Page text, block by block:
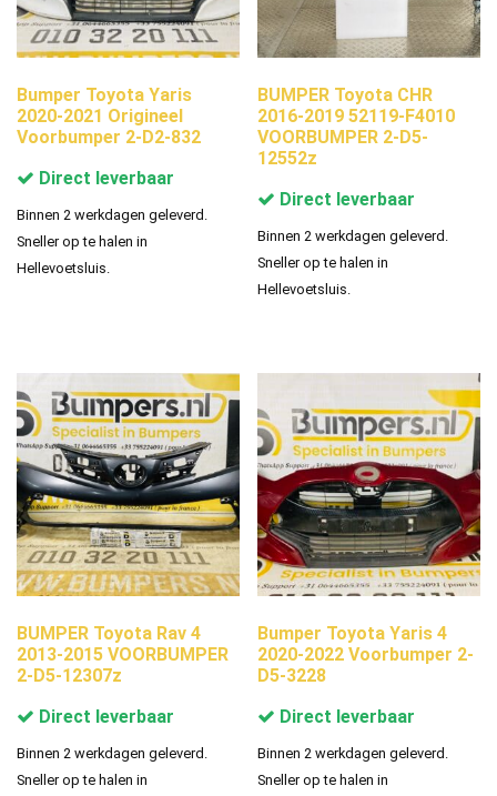
Bumper Toyota Yaris
2020-2021 Origineel
Voorbumper 2-D2-832
Direct leverbaar
Binnen 2 werkdagen geleverd.
Sneller op te halen in
Hellevoetsluis.
BUMPER Toyota CHR
2016-2019 52119-F4010
VOORBUMPER 2-D5-
12552z
Direct leverbaar
Binnen 2 werkdagen geleverd.
Sneller op te halen in
Hellevoetsluis.
BUMPER Toyota Rav 4
2013-2015 VOORBUMPER
2-D5-12307z
Direct leverbaar
Binnen 2 werkdagen geleverd.
Sneller op te halen in
Bumper Toyota Yaris 4
2020-2022 Voorbumper 2-
D5-3228
Direct leverbaar
Binnen 2 werkdagen geleverd.
Sneller op te halen in